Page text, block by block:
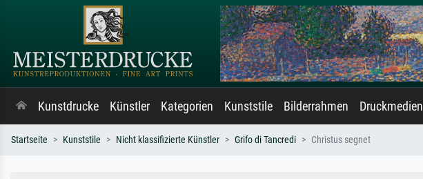
Kunstdrucke Künstler Kategorien Kunststile Bilderrahmen Druckmedien
Startseite Kunststile Nicht klassifizierte Künstler Grifo di Tancredi Christus segnet